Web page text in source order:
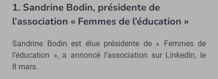
1. Sandrine Bodin, présidente de
l’association « Femmes de l’éducation »
Sandrine Bodin est élue présidente de « Femmes de
l’éducation », a annoncé l’association sur LinkedIn, le
8 mars.